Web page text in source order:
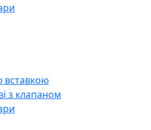
вставкою
з клапаном